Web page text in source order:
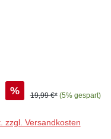
% 19,99 €* (5% gespart)
zzgl. Versandkosten